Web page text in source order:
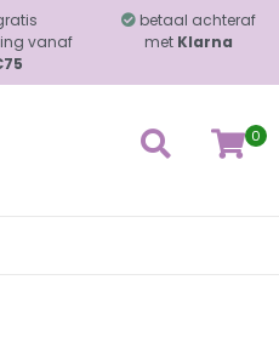
vanaf
betaal achteraf
met Klarna
0